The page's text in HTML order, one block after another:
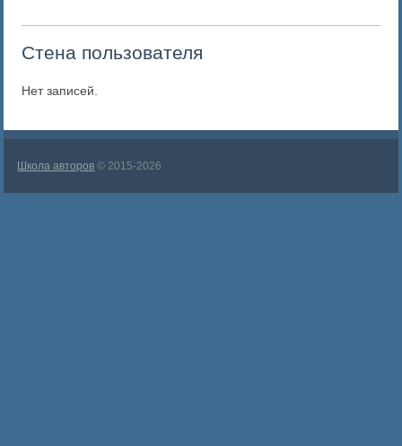
Стена пользователя
Нет записей.
Школа авторов © 2015-2026